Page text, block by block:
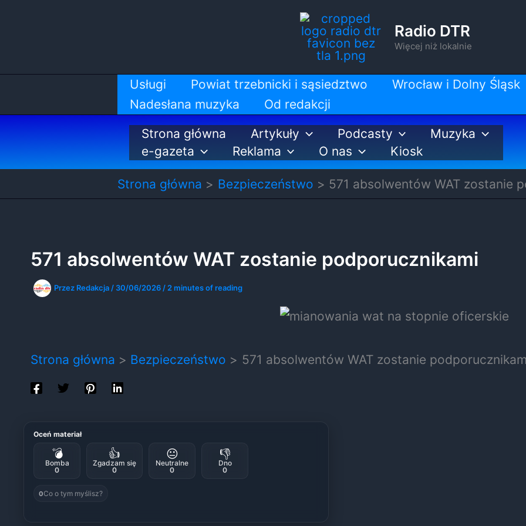
Radio DTR
Więcej niż lokalnie
Usługi Powiat trzebnicki i sąsiedztwo
Wrocław i Dolny Śląsk
Nadesłana muzyka
Od redakcji
Strona główna
Artykuły Podcasty
Muzyka
e-gazeta
Reklama O nas Kiosk
Strona główna Bezpieczeństwo 571 absolwentów WAT zostanie
571 absolwentów WAT zostanie podporucznikami
Przez Redakcja / 30/06/2026 / 2 minutes of reading
Strona główna Bezpieczeństwo 571 absolwentów WAT zostanie
Oceń materiał
💣
Bomba
0
👍
Zgadzam się
0
😐
Neutralne
0
👎
Dno
0
0Co o tym myślisz?